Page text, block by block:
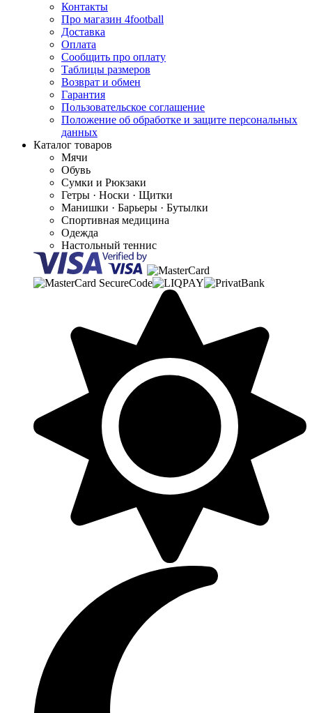
Контакты
Про магазин 4football
Доставка
Оплата
Сообщить про оплату
Таблицы размеров
Возврат и обмен
Гарантия
Пользовательское соглашение
Положение об обработке и защите персональных
данных
Каталог товаров
Мячи
Обувь
Сумки и Рюкзаки
Гетры · Носки · Щитки
Манишки · Барьеры · Бутылки
Спортивная медицина
Одежда
Настольный теннис